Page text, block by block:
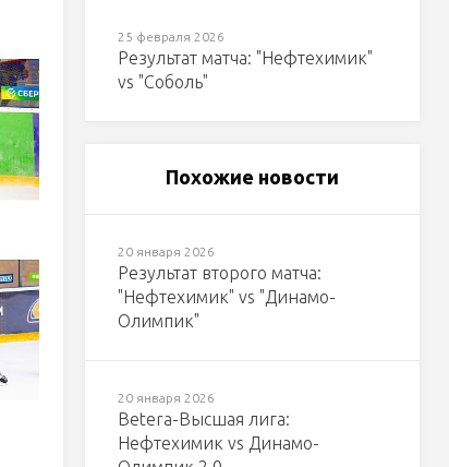
25 февраля 2026
Результат матча: "Нефтехимик"
vs "Соболь"
Похожие новости
20 января 2026
Результат второго матча:
"Нефтехимик" vs "Динамо-
Олимпик"
20 января 2026
Betera-Высшая лига:
Нефтехимик vs Динамо-